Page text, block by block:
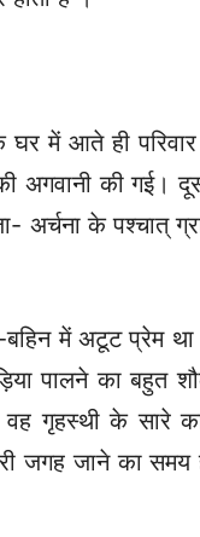
में आते ही
अगवानी की गई।
अर्चना के पश्चात्
में अटूट प्रेम था
पालने का बहुत
गृहस्थी के सारे
जगह जाने का समय